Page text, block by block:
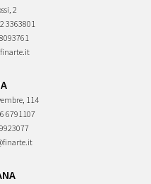
2
3363801
114
6791107